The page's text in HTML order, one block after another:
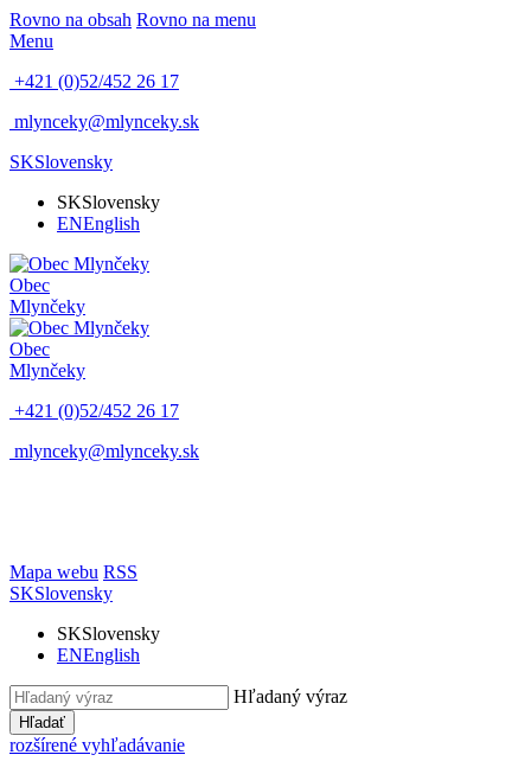
Rovno na obsah Rovno na menu
Menu
+421 (0)52/452 26 17
mlynceky@mlynceky.sk
SKSlovensky
SKSlovensky
ENEnglish
Obec
Mlynčeky
Obec
Mlynčeky
+421 (0)52/452 26 17
mlynceky@mlynceky.sk
Mapa webu RSS
SKSlovensky
SKSlovensky
ENEnglish
Hľadaný výraz
Hľadať
rozšírené vyhľadávanie